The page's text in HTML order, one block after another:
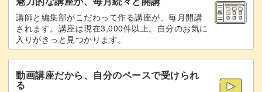
シーアネモネの中にラメジェルを入れる 22:53
パーツをノンワイプでコーティングして仕
上げる
24:12
講師と編集部がこだわって作る講座が、毎月開講
されます。講座は現在3,000件以上。自分のお気に
入りがきっと見つかります。
動画講座だから、自分のペースで受けられ
る